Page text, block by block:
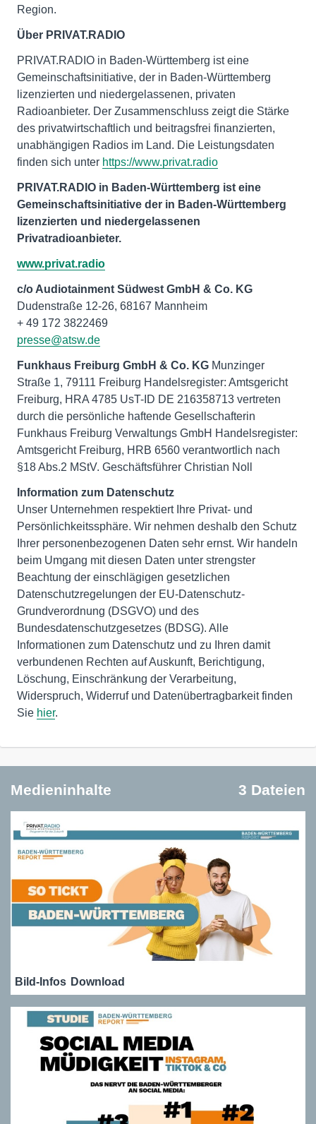
Region.
Über PRIVAT.RADIO
PRIVAT.RADIO in Baden-Württemberg ist eine
Gemeinschaftsinitiative, der in Baden-Württemberg
lizenzierten und niedergelassenen, privaten
Radioanbieter. Der Zusammenschluss zeigt die Stärke
des privatwirtschaftlich und beitragsfrei finanzierten,
unabhängigen Radios im Land. Die Leistungsdaten
finden sich unter https://www.privat.radio
PRIVAT.RADIO in Baden-Württemberg ist eine
Gemeinschaftsinitiative der in Baden-Württemberg
lizenzierten und niedergelassenen
Privatradioanbieter.
www.privat.radio
c/o Audiotainment Südwest GmbH & Co. KG
Dudenstraße 12-26, 68167 Mannheim
presse@atsw.de
Funkhaus Freiburg GmbH & Co. KG Munzinger
Straße 1, 79111 Freiburg Handelsregister: Amtsgericht
Freiburg, HRA 4785 UsT-ID DE 216358713 vertreten
durch die persönliche haftende Gesellschafterin
Funkhaus Freiburg Verwaltungs GmbH Handelsregister:
Amtsgericht Freiburg, HRB 6560 verantwortlich nach
§18 Abs.2 MStV. Geschäftsführer Christian Noll
Information zum Datenschutz
Unser Unternehmen respektiert Ihre Privat- und
Persönlichkeitssphäre. Wir nehmen deshalb den Schutz
Ihrer personenbezogenen Daten sehr ernst. Wir handeln
beim Umgang mit diesen Daten unter strengster
Beachtung der einschlägigen gesetzlichen
Datenschutzregelungen der EU-Datenschutz-
Grundverordnung (DSGVO) und des
Bundesdatenschutzgesetzes (BDSG). Alle
Informationen zum Datenschutz und zu Ihren damit
verbundenen Rechten auf Auskunft, Berichtigung,
Löschung, Einschränkung der Verarbeitung,
Widerspruch, Widerruf und Datenübertragbarkeit finden
Sie hier.
Medieninhalte 3 Dateien
Bild-Infos Download